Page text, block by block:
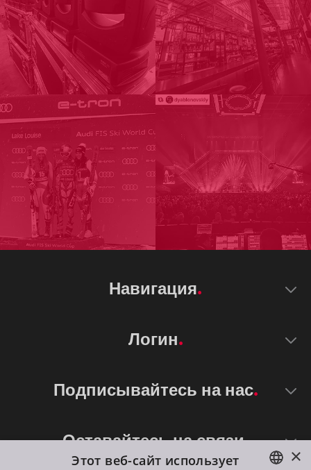
Навигация
Логин
Подписывайтесь на нас
Оставайтесь на связи
×
Этот веб-сайт использует